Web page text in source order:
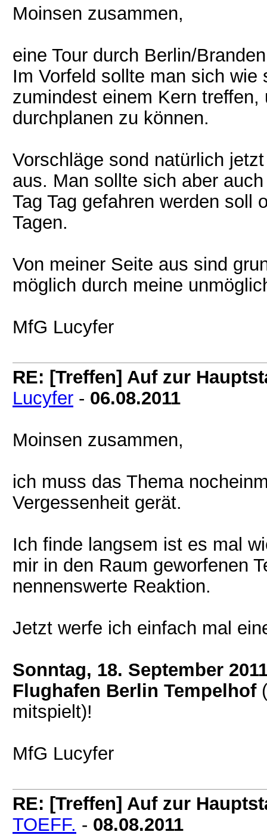
Moinsen zusammen,
eine Tour durch Berlin/
Im Vorfeld sollte man sich
zumindest einem Kern
durchplanen zu können.
Vorschläge sond natürlich
aus. Man sollte sich aber
Tag Tag gefahren werden soll
Tagen.
Von meiner Seite aus sind
möglich durch meine
MfG Lucyfer
RE: [Treffen] Auf zur
Lucyfer - 06.08.2011
Moinsen zusammen,
ich muss das Thema
Vergessenheit gerät.
Ich finde langsem ist es mal
mir in den Raum geworfenen
nennenswerte Reaktion.
Jetzt werfe ich einfach mal
Sonntag, 18. September
Flughafen Berlin Tempelhof
mitspielt)!
MfG Lucyfer
RE: [Treffen] Auf zur
TOEFF. - 08.08.2011